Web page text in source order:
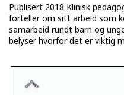
Publisert 2018 Klinisk
forteller om sitt arbeid som
samarbeid rundt barn og
belyser hvorfor det er viktig